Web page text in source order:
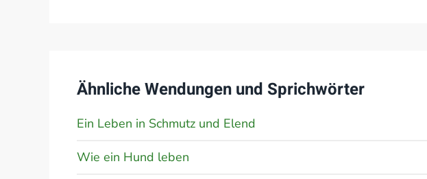
Ähnliche Wendungen und Sprichwörter
Ein Leben in Schmutz und Elend
Wie ein Hund leben